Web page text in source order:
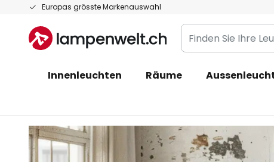
Europas grösste Markenauswahl
Zum
springen
Finden
Sie
Leuchte...
Innenleuchten Räume